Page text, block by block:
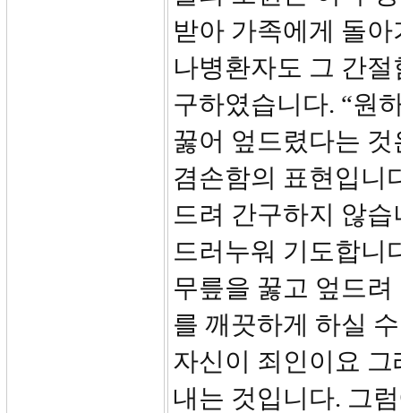
받아 가족에게 돌
나병환자도 그 간
구하였습니다. “원
꿇어 엎드렸다는
겸손함의 표현입니
드려 간구하지 않
드러누워 기도합니
무릎을 꿇고 엎드
를 깨끗하게 하실
자신이 죄인이요
내는 것입니다. 그